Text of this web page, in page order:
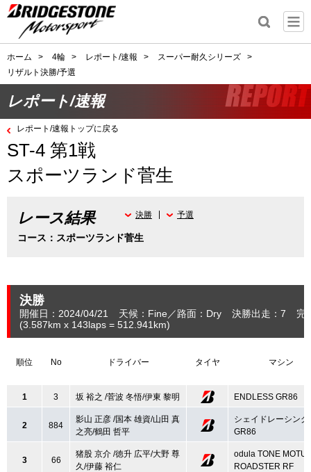
ホーム > 4輪 > レポート/速報 > スーパー耐久シリーズ
>
リザルト決勝/予選
レポート/速報
レポート/速報トップに戻る
ST-4 第1戦
スポーツランド菅生
レース結果
コース：スポーツランド菅生
決勝 予選
決勝
開催日：2024/04/21 天候：Fine 路面：Dry 決勝出走：7
完
(3.587km x 143laps = 512.941 km)
順位 No ドライバー タイヤ マシン
1 3 坂 裕之 /菅波 冬悟/伊東 黎明 ENDLESS GR86
2 884
影山 正彦 /国本 雄資/山田 真
之亮/鶴田 哲平
シェイドレーシング
GR86
3 66
猪股 京介 /徳升 広平/大野 尊
久/伊藤 裕仁
odula TONE MOTUL
ROADSTER RF